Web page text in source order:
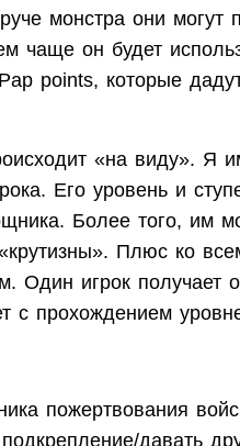
монстра они могут
чаще он будет
points, которые
«на виду». Я
Его уровень и
Более того, им
Плюс ко
Один игрок получает
с прохождением
пожертвования
давать